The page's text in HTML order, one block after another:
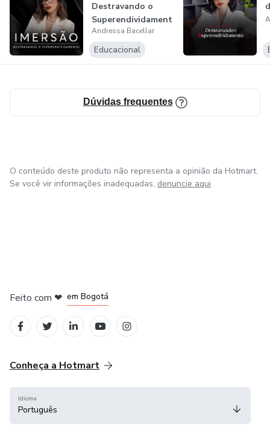
Destravando o
Superendividament
o
Andressa Bacellar
Educacional
Dúvidas frequentes
O conteúdo deste produto não representa a opinião da Hotmart.
Se você vir informações inadequadas, denuncie aqui
Feito com ❤ em Bogotá
Conheça a Hotmart
Idioma
Português